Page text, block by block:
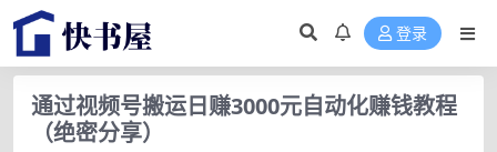
登录
通过视频号搬运日赚3000元自动化赚钱教程
（绝密分享）